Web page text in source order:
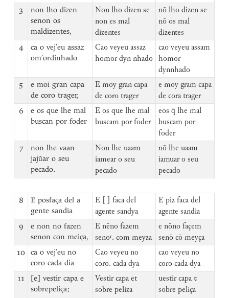
3
non lho dizen
senon os
maldizentes,
Non lho dizen se
non es mal
dizentes
nō lho dizen se
nō os mal
dizentes
4
ca o vej’eu assaz
om’ordinhado
Cao veyeu assaz
homor dyn nhado
cao veyeu assam
homor
dynnhado
5
e moi gran capa
de coro trager,
E moy gran capa
de coro trager
e moy gram capa
de cora trager
6
e os que lhe mal
buscan por foder
E os que lhe mal
buscam por foder
eos q̄ lhe mal
buscam por
foder
7
non lhe vaan
jajũar o seu
pecado.
Non lhe uaam
iamear o seu
pecado
nō lhe uaam
iamuar o seu
pecado
8
E posfaça del a
gente sandia
E [ ] faca del
agente sandya
E piz faca del
agente sandia
9
e non no fazen
senon con meiça,
E nēno fazem
senoʳ. com meyza
e nōno façem
senō cō meyça
10
ca o vej’eu no
coro cada dia
Cao veyeu no
coro. cada dya
cao veyeu no
coro cada dya
11
[e] vestir capa e
sobrepeliça;
Vestir capa et
sobre peliza
uestir capa ꞇ
sobre peliça